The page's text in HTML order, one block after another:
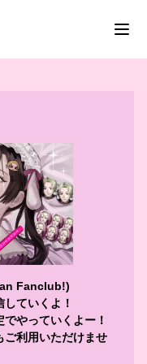
Fanclub!)
ていくよ！
やっていくよー！
利用いただけませ